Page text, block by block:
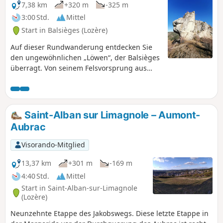
7,38 km +320 m
-325 m
3:00 Std.
Mittel
Start in Balsièges (Lozère)
Auf dieser Rundwanderung entdecken Sie
den ungewöhnlichen „Löwen“, der Balsièges
überragt. Von seinem Felsvorsprung aus
entlang der Schlucht Ravin du Choizal und
den Hängen der Causse de Sauveterre
verläuft, führt Sie bis zum Dorf Les Fonts.
Saint-Alban sur Limagnole – Aumont-
Aubrac
Visorando-Mitglied
13,37 km
+301 m
-169 m
4:40 Std.
Mittel
Start in Saint-Alban-sur-Limagnole
(Lozère)
Neunzehnte Etappe des Jakobswegs. Diese letzte Etappe in